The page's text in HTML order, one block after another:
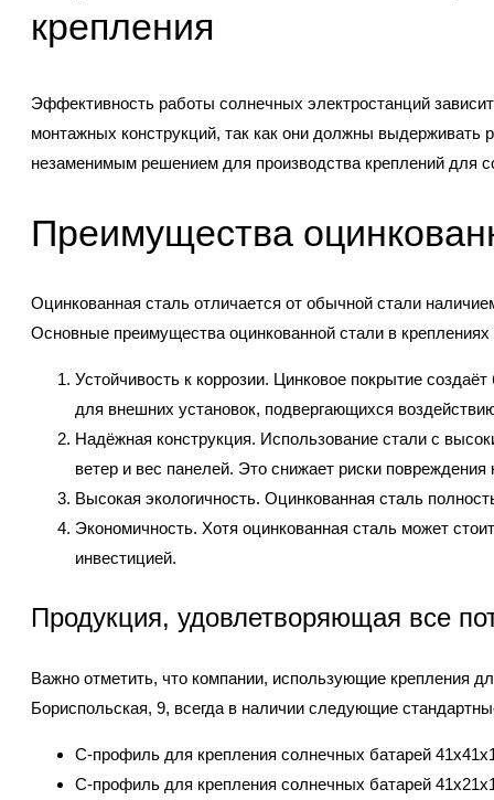
крепления
Эффективность работы солнечных электростанций
монтажных конструкций, так как они должны выдерживать
незаменимым решением для производства креплений для
Преимущества
Оцинкованная сталь отличается от обычной стали
Основные преимущества оцинкованной стали в
Устойчивость к коррозии. Цинковое покрытие
для внешних установок, подвергающихся
Надёжная конструкция. Использование стали с
ветер и вес панелей. Это снижает риски
Высокая экологичность. Оцинкованная сталь
Экономичность. Хотя оцинкованная сталь может
инвестицией.
Продукция, удовлетворяющая все
Важно отметить, что компании, использующие крепления
Бориспольская, 9, всегда в наличии следующие
C-профиль для крепления солнечных батарей
C-профиль для крепления солнечных батарей